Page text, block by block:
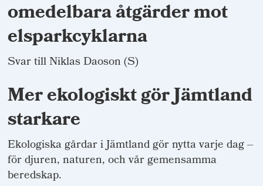
omedelbara åtgärder mot
elsparkcyklarna
Svar till Niklas Daoson (S)
Mer ekologiskt gör Jämtland
starkare
Ekologiska gårdar i Jämtland gör nytta varje dag –
för djuren, naturen, och vår gemensamma
beredskap.